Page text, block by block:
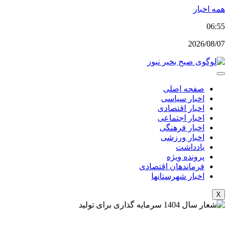
پرش
محتوا
همه اخبار
06:55
2026/08/07
صفحه اصلی
اخبار سیاسی
اخبار اقتصادی
اخبار اجتماعی
اخبار فرهنگی
اخبار ورزشی
یادداشت
پرونده ویژه
فرماندهان اقتصادی
اخبار شهرستانها
X